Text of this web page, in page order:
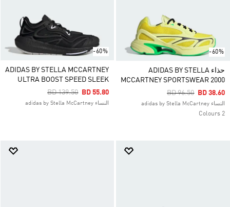
-60%
حذاء ADIDAS BY STELLA
MCCARTNEY SPORTSWEAR 2000
Price Reduced
BD 96.50ToBD 38.60
النساء adidas by Stella McCartney
2 Colours
-60%
ADIDAS BY STELLA MCCARTNEY
ULTRA BOOST SPEED SLEEK
Price Reduced From
BD 139.50ToBD 55.80
النساء adidas by Stella McCartney